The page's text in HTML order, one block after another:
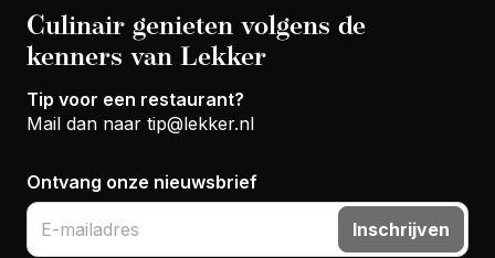
Culinair genieten volgens de
kenners van Lekker
Tip voor een restaurant?
Mail dan naar tip@lekker.nl
Ontvang onze nieuwsbrief
Inschrijven